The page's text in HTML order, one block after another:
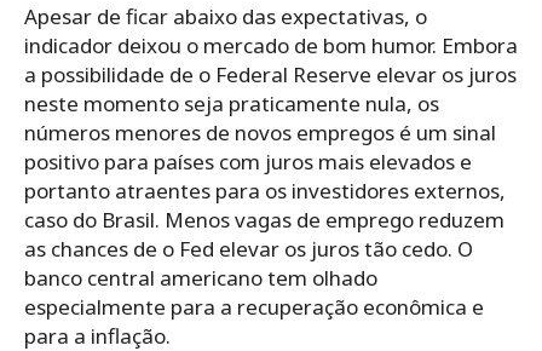
Apesar de ficar abaixo das expectativas, o
indicador deixou o mercado de bom humor. Embora
a possibilidade de o Federal Reserve elevar os juros
neste momento seja praticamente nula, os
números menores de novos empregos é um sinal
positivo para países com juros mais elevados e
portanto atraentes para os investidores externos,
caso do Brasil. Menos vagas de emprego reduzem
as chances de o Fed elevar os juros tão cedo. O
banco central americano tem olhado
especialmente para a recuperação econômica e
para a inflação.